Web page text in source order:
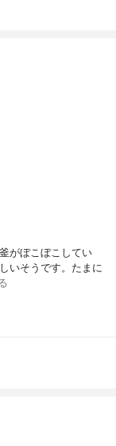
がぼこぼこしてい
いそうです。たまに